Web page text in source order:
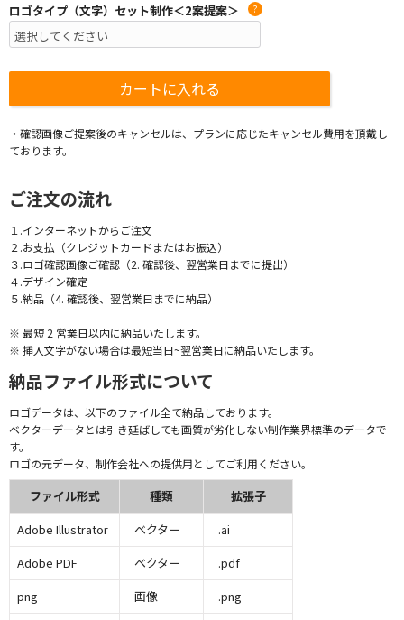
ロゴタイプ（文字）セット制作＜2案提案＞ ?
・確認画像ご提案後のキャンセルは、プランに応じたキャンセル費用を頂戴し
ております。
ご注文の流れ
１.インターネットからご注文
２.お支払（クレジットカードまたはお振込）
３.ロゴ確認画像ご確認（2. 確認後、翌営業日までに提出）
４.デザイン確定
５.納品（4. 確認後、翌営業日までに納品）
※ 最短 2 営業日以内に納品いたします。
※ 挿入文字がない場合は最短当日~翌営業日に納品いたします。
納品ファイル形式について
ロゴデータは、以下のファイル全て納品しております。
ベクターデータとは引き延ばしても画質が劣化しない制作業界標準のデータで
す。
ロゴの元データ、制作会社への提供用としてご利用ください。
ファイル形式 種類
拡張子
Adobe Illustrator
ベクター
.ai
Adobe PDF
ベクター
.pdf
png
画像
.png